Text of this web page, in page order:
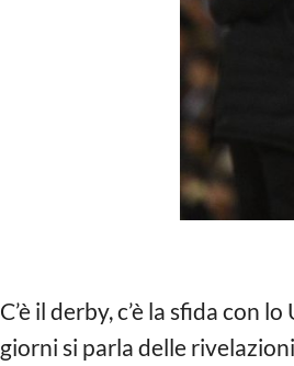
C’è il derby, c’è la sfida con
giorni si parla delle